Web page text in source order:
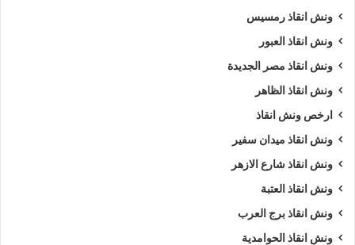
ونش انقاذ رمسيس
ونش انقاذ العبور
ونش انقاذ مصر الجديدة
ونش انقاذ الظاهر
ارخص ونش انقاذ
ونش انقاذ ميدان سفير
ونش انقاذ شارع الازهر
ونش انقاذ العتبة
ونش انقاذ برج العرب
ونش انقاذ الحوامدية